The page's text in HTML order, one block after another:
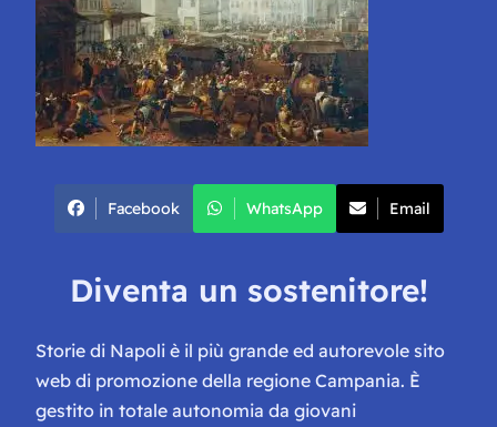
Facebook WhatsApp Email
Diventa un sostenitore!
Storie di Napoli è il più grande ed autorevole sito
web di promozione della regione Campania. È
gestito in totale autonomia da giovani